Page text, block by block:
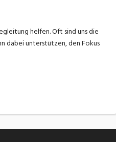
helfen. Oft sind uns die
dabei unterstützen, den Fokus